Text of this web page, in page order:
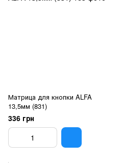
Матрица для кнопки ALFA
13,5мм (831)
336 грн